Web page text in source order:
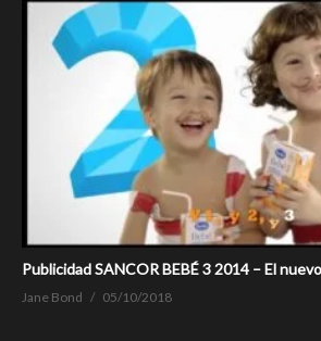
Publicidad SANCOR BEBÉ 3 2014 – El
Jane Bond 05/10/2018